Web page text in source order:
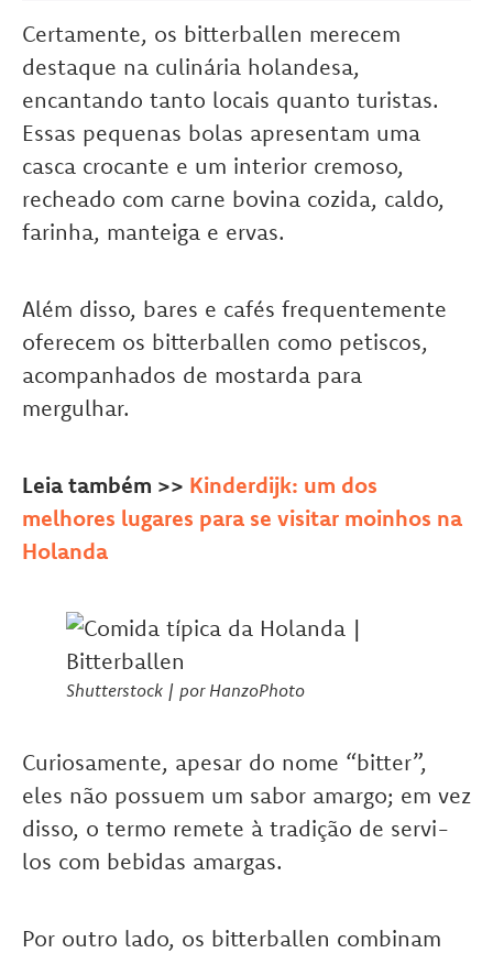
Certamente, os bitterballen merecem
destaque na culinária holandesa,
encantando tanto locais quanto turistas.
Essas pequenas bolas apresentam uma
casca crocante e um interior cremoso,
recheado com carne bovina cozida, caldo,
farinha, manteiga e ervas.
Além disso, bares e cafés frequentemente
oferecem os bitterballen como petiscos,
acompanhados de mostarda para
mergulhar.
Leia também >> Kinderdijk: um dos
melhores lugares para se visitar moinhos na
Holanda
Shutterstock | por HanzoPhoto
Curiosamente, apesar do nome “bitter”,
eles não possuem um sabor amargo; em vez
disso, o termo remete à tradição de servi-
los com bebidas amargas.
Por outro lado, os bitterballen combinam